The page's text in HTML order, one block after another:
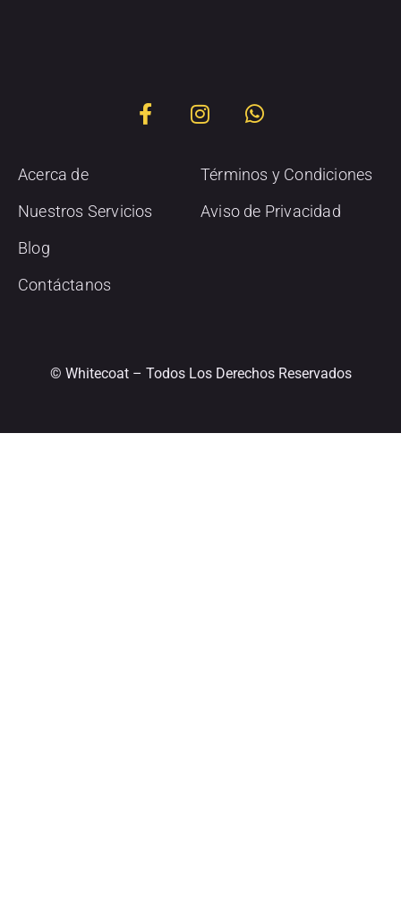
Acerca de
Nuestros Servicios
Blog
Contáctanos
Términos y Condiciones
Aviso de Privacidad
© Whitecoat – Todos Los Derechos Reservados